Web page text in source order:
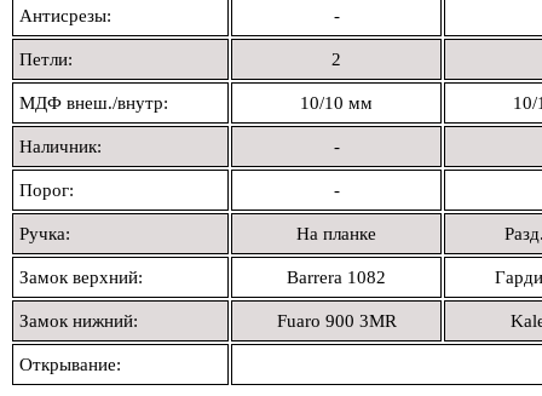
Антисрезы: -
Петли: 2
МДФ внеш./внутр: 10/10 мм
Наличник: -
Порог: -
Ручка: На планке
Замок верхний: Barrera 1082
Замок нижний: Fuaro 900 3МR
Открывание: